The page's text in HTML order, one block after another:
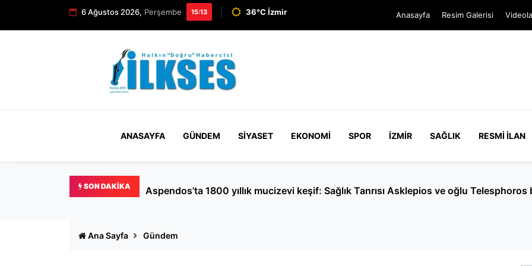
6 Ağustos 2026, Perşembe 15:13 36°C İzmir Anasayfa Resim Galerisi
ANASAYFA GÜNDEM SIYASET EKONOMI SPOR İZMIR SAĞLIK RESMI İLAN
SON DAKIKA Buca’da TİS görüşmeleri sonuçlandı: Ücretlere ilk etapta yüzde 24 zam
Ana Sayfa Gündem